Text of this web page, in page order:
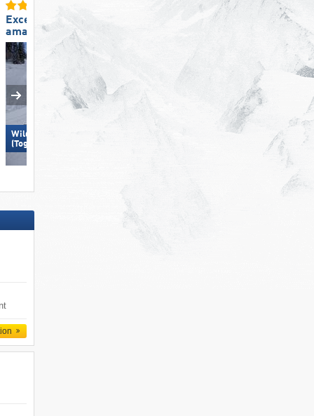
Excellente
amabilité du personnel
Wildhaus – Gamserrugg
(Toggenburg)
Excellente
Wildhaus – Gamserrugg